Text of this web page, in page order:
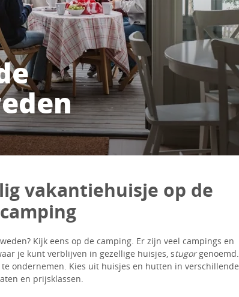
vakantiehuisje op de
camping
Kijk eens op de camping. Er zijn veel campings en
je kunt verblijven in gezellige huisjes, stugorgenoemd.
ondernemen. Kies uit huisjes en hutten in verschillende
en prijsklassen.